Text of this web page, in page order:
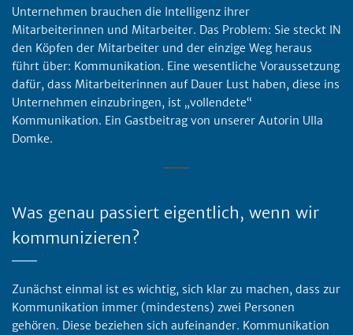
Unternehmen brauchen die Intelligenz ihrer
Mitarbeiterinnen und Mitarbeiter. Das Problem: Sie steckt IN
den Köpfen der Mitarbeiter und der einzige Weg heraus
führt über: Kommunikation. Eine wesentliche Voraussetzung
dafür, dass Mitarbeiterinnen auf Dauer Lust haben, diese ins
Unternehmen einzubringen, ist „vollendete“
Kommunikation. Ein Gastbeitrag von unserer Autorin Ulla
Domke.
Was genau passiert eigentlich, wenn wir
kommunizieren?
Zunächst einmal ist es wichtig, sich klar zu machen, dass zur
Kommunikation immer (mindestens) zwei Personen
gehören. Diese beziehen sich aufeinander. Kommunikation